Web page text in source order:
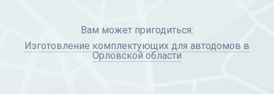
Вам может пригодиться:
Изготовление комплектующих для автодомов в
Орловской области